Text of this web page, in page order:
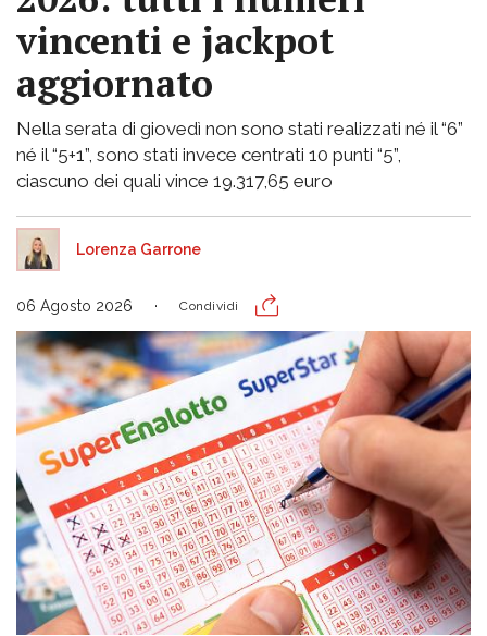
vincenti e jackpot
aggiornato
Nella serata di giovedì non sono stati realizzati né il “6”
né il “5+1”, sono stati invece centrati 10 punti “5”,
ciascuno dei quali vince 19.317,65 euro
Lorenza Garrone
06 Agosto 2026 Condividi